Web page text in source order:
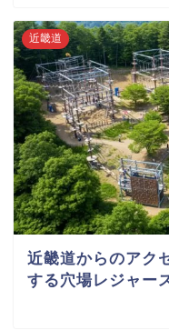
近畿道
近畿道からのアク
する穴場レジャー